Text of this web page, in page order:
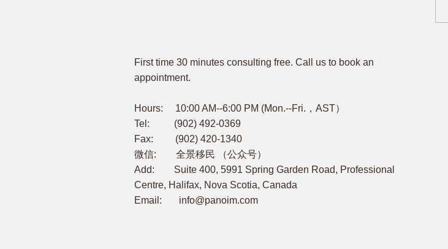
First time 30 minutes consulting free. Call us to book an
appointment.
Hours: 10:00 AM--6:00 PM (Mon.--Fri.，AST）
Tel: (902) 492-0369
Fax: (902) 420-1340
微信: 全景移民 （公众号）
Add: Suite 400, 5991 Spring Garden Road, Professional
Centre, Halifax, Nova Scotia, Canada
Email: info@panoim.com